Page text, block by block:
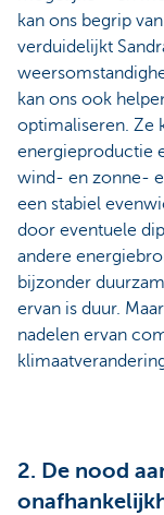
kan ons begrip
verduidelijkt
kan ons ook
optimaliseren. Ze
energieproductie
wind- en zonne-
een stabiel
door eventuele
andere
bijzonder
ervan is duur.
nadelen ervan
2. De nood